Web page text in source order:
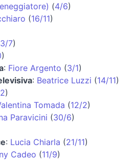
(4/6)
(16/11)
7)
)
: Fiore Argento (3/1)
: Beatrice Luzzi (14/11)
)
Tomada (12/2)
Paravicini (30/6)
: Lucia Chiarla (21/11)
Cadeo (11/9)